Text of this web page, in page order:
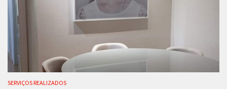
SERVIÇOS REALIZADOS